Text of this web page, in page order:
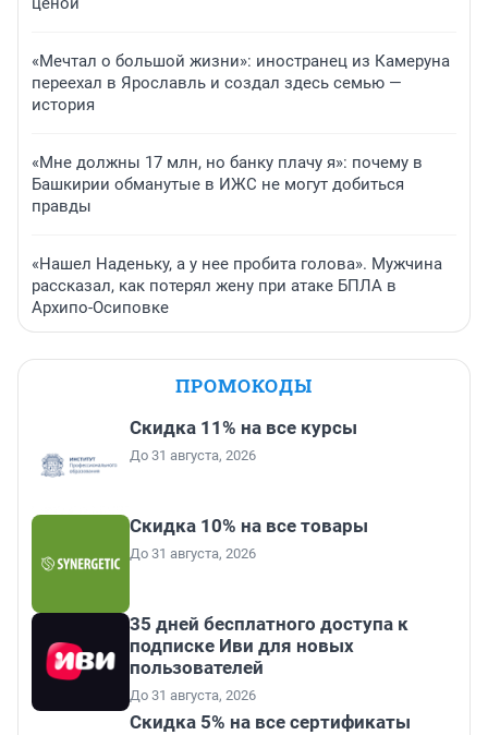
«Мечтал о большой жизни»: иностранец из Камеруна
переехал в Ярославль и создал здесь семью —
история
«Мне должны 17 млн, но банку плачу я»: почему в
Башкирии обманутые в ИЖС не могут добиться
правды
«Нашел Наденьку, а у нее пробита голова». Мужчина
рассказал, как потерял жену при атаке БПЛА в
Архипо-Осиповке
ПРОМОКОДЫ
Скидка 11% на все курсы
До 31 августа, 2026
Скидка 10% на все товары
До 31 августа, 2026
35 дней бесплатного доступа к
подписке Иви для новых
пользователей
До 31 августа, 2026
Скидка 5% на все сертификаты